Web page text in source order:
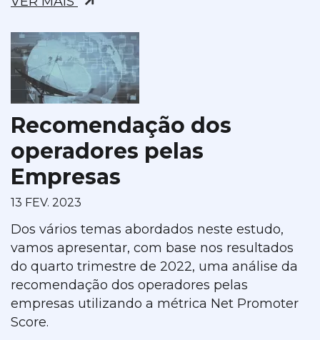
Recomendação dos
operadores pelas
Empresas
13 FEV. 2023
Dos vários temas abordados neste estudo,
vamos apresentar, com base nos resultados
do quarto trimestre de 2022, uma análise da
recomendação dos operadores pelas
empresas utilizando a métrica Net Promoter
Score.